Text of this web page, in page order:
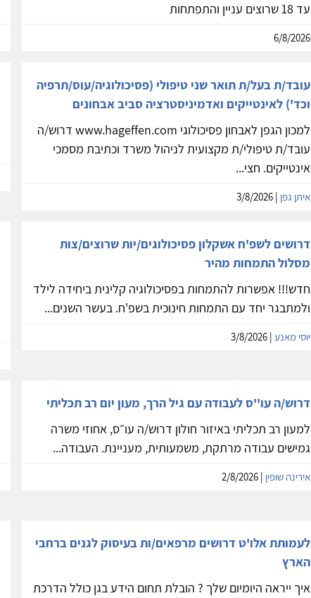
עד 18 שרוצים עניין והתפתחות
6/8/2026
עובד/ת בעל/ת תואר שני טיפולי (פסיכולוגיה/עוס/תרפיה
וכד') לאינטייקים ואדמיניסטרציה סביב אבחונים
למכון הגפן לאבחון פסיכולוגי www.hageffen.com דרוש/ה
עובד/ת טיפולי/ת מקצועית לניהול משרד וכתיבת מסמכי
אינטייקים. חצי...
איתן גפן
דרושים לשפ'ח אשקלון פסיכולוגים/יות שרוצים/צות
מסלול התמחות מהיר
חדש!!! אפשרות להתמחות בפסיכולוגיה קלינית ביחידה לילד
ולמתבגר יחד עם התמחות חינוכית בשפ'ח. בעשר השנים...
יוסי מאנע| 3/8/2026
דרוש/ה עו''ס לעבודה עם גיל הרך, מעון יום רב תכליתי
למעון רב תכליתי באיזור חולון דרוש/ה עו״ס, אחוזי משרה
גמישים עבודה מרתקת, משמעותית, מעניינת. העבודה...
אירינה שופין
לעמותת אלו'ט דרושים מרפאים/ות בעיסוק לגנים ברחבי
הארץ
איך ייראה היומיום שלך ? הובלת תחום הידע בגן כולל הדרכת